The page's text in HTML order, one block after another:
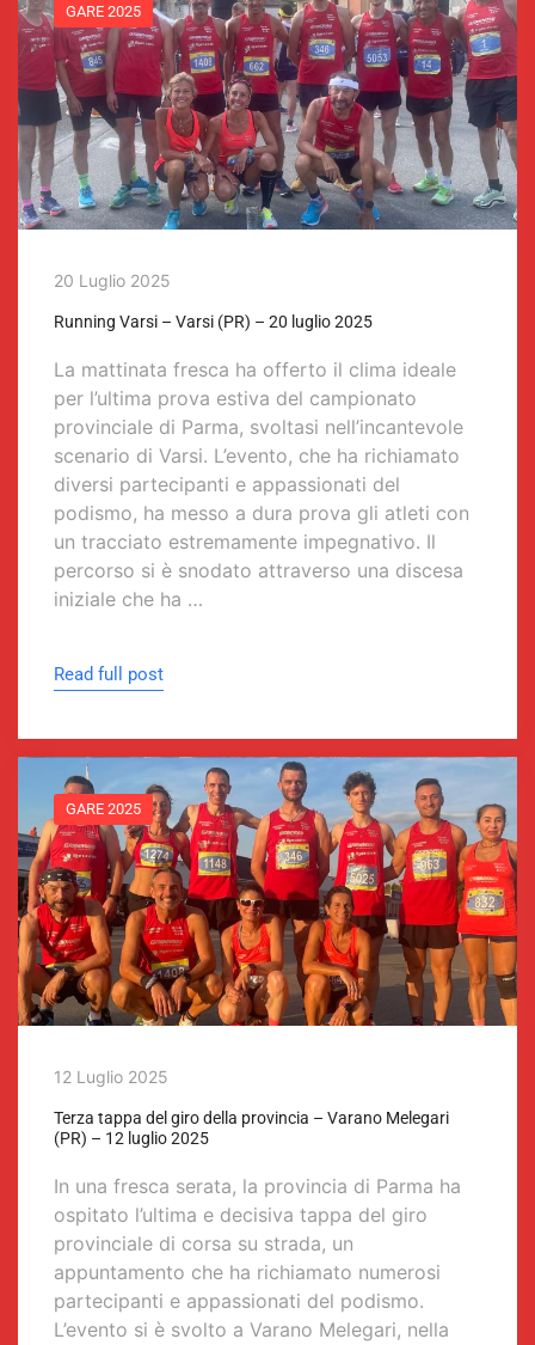
GARE 2025
20 Luglio 2025
Running Varsi – Varsi (PR) – 20 luglio 2025
La mattinata fresca ha offerto il clima ideale
per l’ultima prova estiva del campionato
provinciale di Parma, svoltasi nell’incantevole
scenario di Varsi. L’evento, che ha richiamato
diversi partecipanti e appassionati del
podismo, ha messo a dura prova gli atleti con
un tracciato estremamente impegnativo. Il
percorso si è snodato attraverso una discesa
iniziale che ha …
Read full post
GARE 2025
12 Luglio 2025
Terza tappa del giro della provincia – Varano Melegari
(PR) – 12 luglio 2025
In una fresca serata, la provincia di Parma ha
ospitato l’ultima e decisiva tappa del giro
provinciale di corsa su strada, un
appuntamento che ha richiamato numerosi
partecipanti e appassionati del podismo.
L’evento si è svolto a Varano Melegari, nella